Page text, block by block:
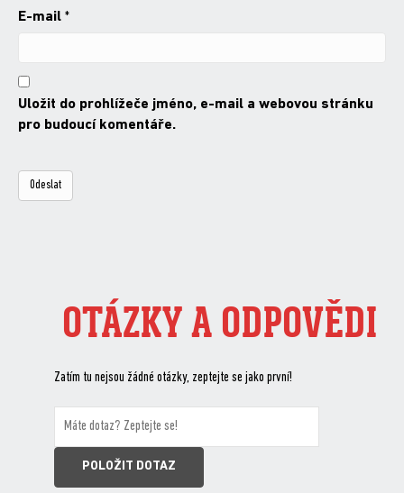
E-mail *
Uložit do prohlížeče jméno, e-mail a webovou stránku
pro budoucí komentáře.
OTÁZKY A ODPOVĚDI
Zatím tu nejsou žádné otázky, zeptejte se jako první!